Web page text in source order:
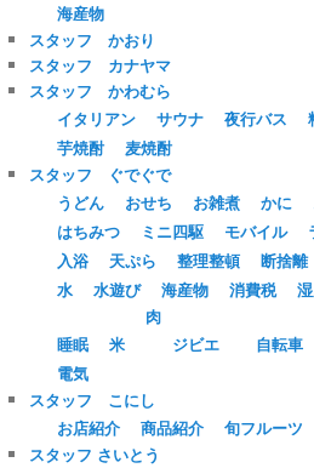
海産物
スタッフ かおり
スタッフ カナヤマ
スタッフ かわむら
イタリアン
サウナ 夜行バス
芋焼酎
麦焼酎
スタッフ ぐでぐで
うどん
おせち お雑煮 かに
はちみつ
ミニ四駆 モバイル
入浴
天ぷら 整理整頓 断捨離
水
水遊び 海産物 消費税
睡眠 米
肉
ジビエ
自転車
電気
スタッフ こにし
お店紹介
商品紹介
旬フルーツ
スタッフ さいとう